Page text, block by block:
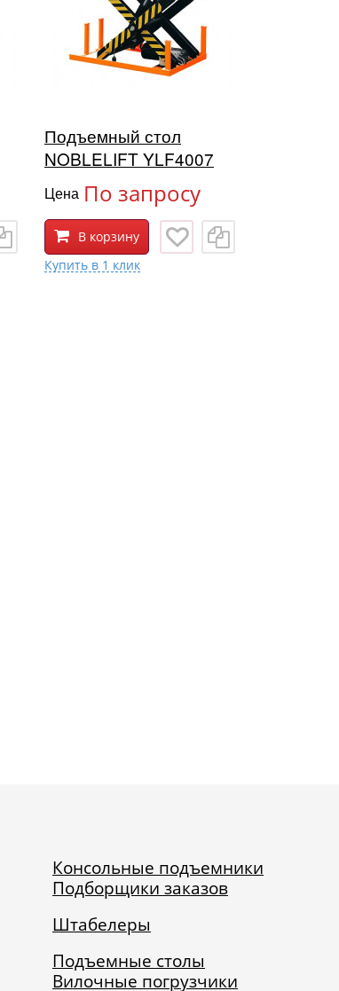
Подъемный стол
NOBLELIFT YLF4007
Цена По запросу
В корзину
Консольные подъемники
Подборщики заказов
Штабелеры
Подъемные столы
Вилочные погрузчики